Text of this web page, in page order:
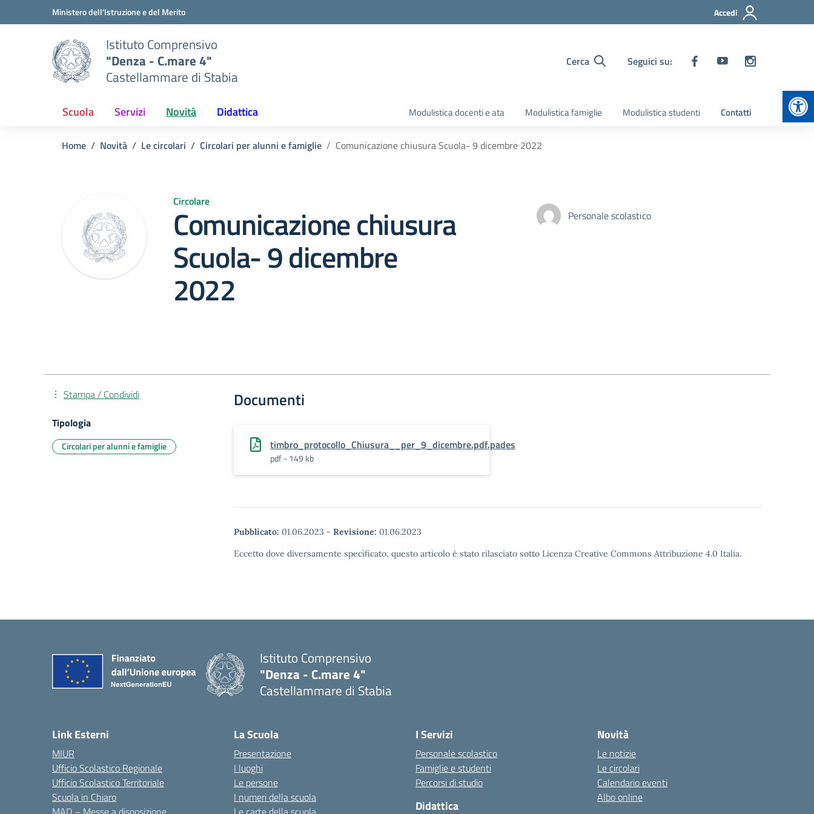
Vai ai contenuti
Vai al menu di navigazioneMinistero dell'Istruzione e del Merito Accedi
Istituto Comprensivo
"Denza - C.mare 4"
Castellammare di Stabia
Cerca Seguici su:
Scuola Servizi Novità Didattica Modulistica docenti e ata Modulistica famiglie Modulistica studenti Contatti
Home Novità Le circolari Circolari per alunni e famiglie Comunicazione chiusura Scuola- 9 dicembre 2022
Circolare
Comunicazione chiusura
Scuola- 9 dicembre
2022
Personale scolastico
Documenti
timbro_protocollo_Chiusura__per_9_dicembre.pdf.pades
pdf - 149 kb
Pubblicato: 01.06.2023 - Revisione: 01.06.2023
Eccetto dove diversamente specificato, questo articolo è stato rilasciato sotto Licenza Creative Commons Attribuzione 4.0 Italia.
Stampa / Condividi
Tipologia
Circolari per alunni e famiglie
Istituto Comprensivo
"Denza - C.mare 4"
Castellammare di Stabia
Link Esterni
MIUR
Ufficio Scolastico Regionale
Ufficio Scolastico Territoriale
Scuola in Chiaro
La Scuola
Presentazione
I luoghi
Le persone
I numeri della scuola
I Servizi
Personale scolastico
Famiglie e studenti
Percorsi di studio
Didattica
Novità
Le notizie
Le circolari
Calendario eventi
Albo online